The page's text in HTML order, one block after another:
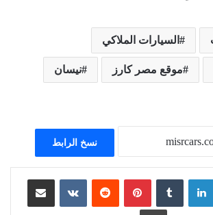
السيارات الملاكي
موقع مصر كارز نيسان
نسخ الرابط
لينكدإن ‏Tumblr بينتيريست
‏Reddit
‏VKontakte مشاركة عبر البريد
طباعة